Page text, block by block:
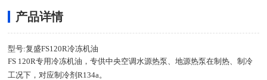
产品详情
型号:复盛FS120R冷冻机油
FS 120R专用冷冻机油，专供中央空调水源热泵、地源热泵在制热、制冷
工况下，对应制冷剂R134a。